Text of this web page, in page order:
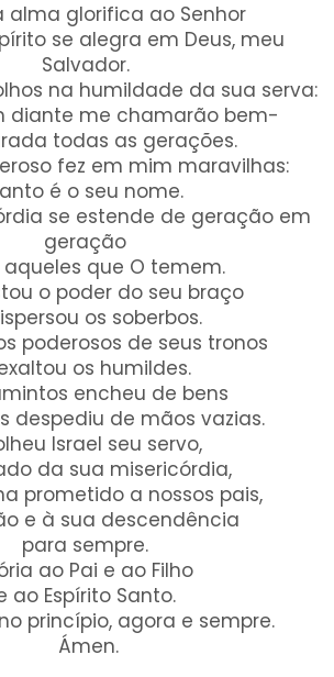
alma glorifica ao Senhor
se alegra em Deus, meu
Salvador.
na humildade da sua serva:
diante me chamarão bem-
todas as gerações.
fez em mim maravilhas:
é o seu nome.
se estende de geração em
geração
aqueles que O temem.
o poder do seu braço
os soberbos.
poderosos de seus tronos
os humildes.
encheu de bens
despediu de mãos vazias.
Israel seu servo,
da sua misericórdia,
prometido a nossos pais,
e à sua descendência
para sempre.
ao Pai e ao Filho
ao Espírito Santo.
princípio, agora e sempre.
Ámen.